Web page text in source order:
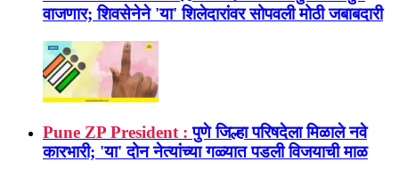
वाजणार; शिवसेनेने 'या' शिलेदारांवर सोपवली मोठी जबाबदारी
Pune ZP President : पुणे जिल्हा परिषदेला मिळाले नवे
कारभारी; 'या' दोन नेत्यांच्या गळ्यात पडली विजयाची माळ